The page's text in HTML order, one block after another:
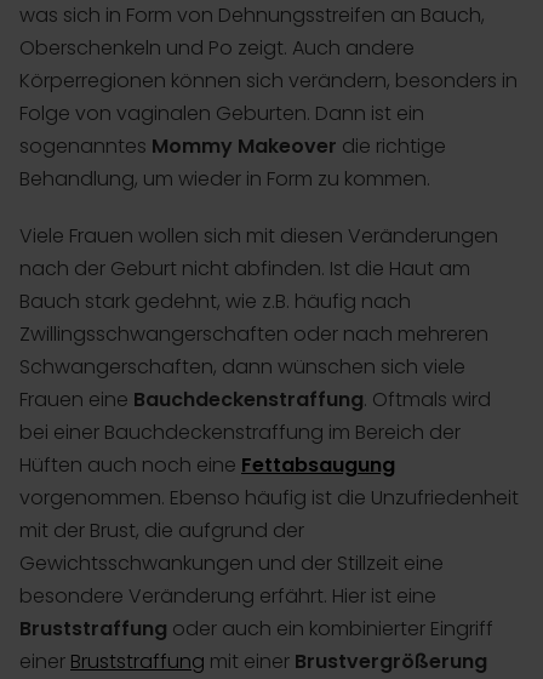
was sich in Form von Dehnungsstreifen an Bauch,
Oberschenkeln und Po zeigt. Auch andere
Körperregionen können sich verändern, besonders in
Folge von vaginalen Geburten. Dann ist ein
sogenanntes Mommy Makeover die richtige
Behandlung, um wieder in Form zu kommen.
Viele Frauen wollen sich mit diesen Veränderungen
nach der Geburt nicht abfinden. Ist die Haut am
Bauch stark gedehnt, wie z.B. häufig nach
Zwillingsschwangerschaften oder nach mehreren
Schwangerschaften, dann wünschen sich viele
Frauen eine Bauchdeckenstraffung. Oftmals wird
bei einer Bauchdeckenstraffung im Bereich der
Hüften auch noch eine Fettabsaugung
vorgenommen. Ebenso häufig ist die Unzufriedenheit
mit der Brust, die aufgrund der
Gewichtsschwankungen und der Stillzeit eine
besondere Veränderung erfährt. Hier ist eine
Bruststraffung oder auch ein kombinierter Eingriff
einer Bruststraffung mit einer Brustvergrößerung